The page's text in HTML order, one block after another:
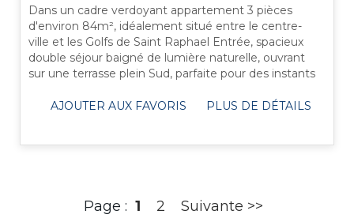
Dans un cadre verdoyant appartement 3 pièces
d'environ 84m², idéalement situé entre le centre-
ville et les Golfs de Saint Raphael Entrée, spacieux
double séjour baigné de lumière naturelle, ouvrant
sur une terrasse plein Sud, parfaite pour des instants
AJOUTER AUX FAVORIS
PLUS DE DÉTAILS
Page : 1 2 Suivante >>